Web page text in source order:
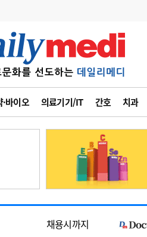
바이오 의료기기/IT 간호 치과
6
관리급여 실시
지필공 지원책
수련환경 개선
의과대학 입시
정책/통계 공시
~2026-08-31
채용시까지
채용시까지